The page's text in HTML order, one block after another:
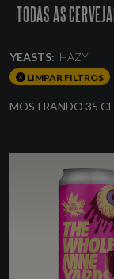
TODAS AS
YEASTS: HAZY
LIMPAR FILTROS
MOSTRANDO 35